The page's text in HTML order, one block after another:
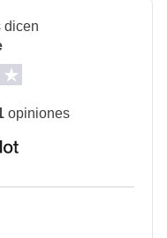
dicen
opiniones